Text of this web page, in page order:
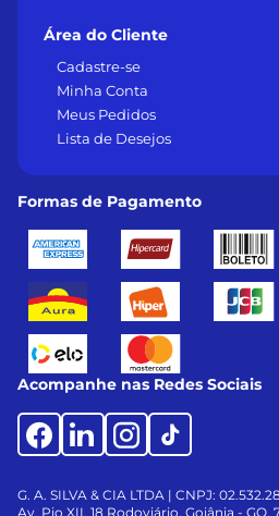
Área do Cliente
Cadastre-se
Minha Conta
Meus Pedidos
Lista de Desejos
Formas de Pagamento
Acompanhe nas Redes Sociais
G. A. SILVA & CIA LTDA | CNPJ:
Av. Pio XII, 18 Rodoviário, Goiânia - GO,